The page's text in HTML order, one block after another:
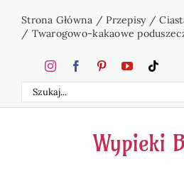
zawartości
Strona Główna /Przepisy/
/ Twarogowo-kakaowe
Szukaj
Wypieki